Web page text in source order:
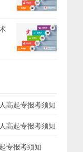
高起专报考须知
高起专报考须知
专报考须知